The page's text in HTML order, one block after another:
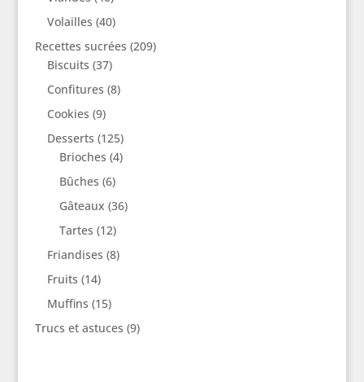
Volailles (40)
Recettes sucrées (209)
Biscuits (37)
Confitures (8)
Cookies (9)
Desserts (125)
Brioches (4)
Bûches (6)
Gâteaux (36)
Tartes (12)
Friandises (8)
Fruits (14)
Muffins (15)
Trucs et astuces (9)